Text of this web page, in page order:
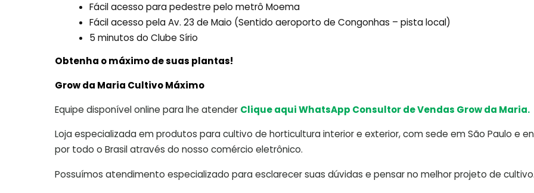
Fácil acesso para pedestre pelo metrô Moema
Fácil acesso pela Av. 23 de Maio (Sentido aeroporto de Congonhas – pista local)
5 minutos do Clube Sírio
Obtenha o máximo de suas plantas!
Grow da Maria Cultivo Máximo
Equipe disponível online para lhe atender Clique aqui WhatsApp Consultor de Vendas Grow da Maria.
Loja especializada em produtos para cultivo de horticultura interior e exterior, com sede em São Paulo e
por todo o Brasil através do nosso comércio eletrônico.
Possuímos atendimento especializado para esclarecer suas dúvidas e pensar no melhor projeto de cultivo.